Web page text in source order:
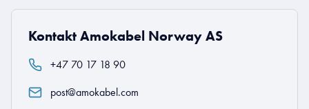
Kontakt Amokabel Norway AS
+47 70 17 18 90
post@amokabel.com